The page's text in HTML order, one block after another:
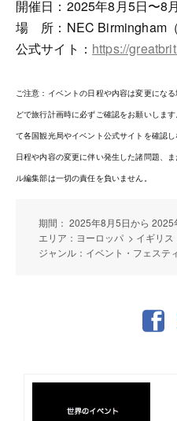
開催日：2025年8月5日〜8
場 所：NEC Birmingham
公式サイト： https://
ご注意：イベントの日程や内容は変更にな
どで旅行計画時に必ずご確認をお願いしま
て各国観光局やイベント公式サイトを確認
日程や内容の変更に伴い発生した諸問題、
ル編集部は一切の責任を負いません。
期間： 2025年8月5日から 2025
エリア：ヨーロッパ > イギリ
ジャンル：イベント・フェステ